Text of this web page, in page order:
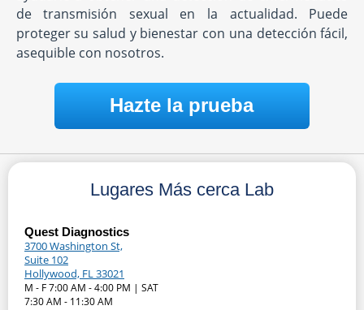
de transmisión sexual en la actualidad. Puede
proteger su salud y bienestar con una detección fácil,
asequible con nosotros.
Hazte la prueba
Lugares Más cerca Lab
Quest Diagnostics
3700 Washington St,
Suite 102
Hollywood, FL 33021
M - F 7:00 AM - 4:00 PM | SAT
7:30 AM - 11:30 AM